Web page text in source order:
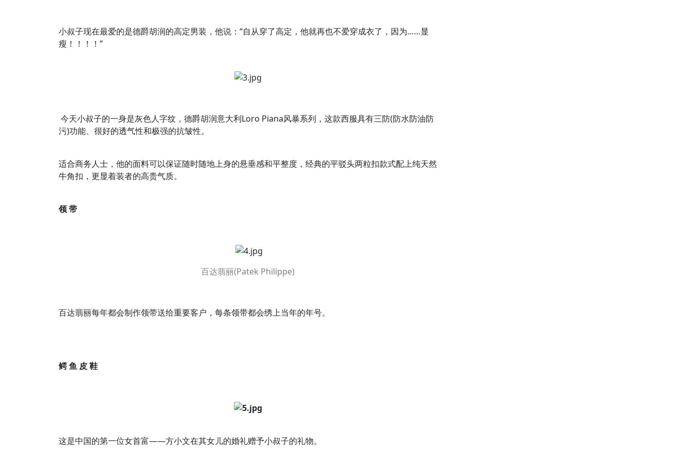
小叔子现在最爱的是德爵胡润的高定男装，他说：“自从穿了高定，他就再也不爱穿成衣了，因为……显
瘦！！！！”
今天小叔子的一身是灰色人字纹，德爵胡润意大利Loro Piana风暴系列，这款西服具有三防(防水防油防
污)功能、很好的透气性和极强的抗皱性。
适合商务人士，他的面料可以保证随时随地上身的悬垂感和平整度，经典的平驳头两粒扣款式配上纯天然
牛角扣，更显着装者的高贵气质。
领 带
百达翡丽(Patek Philippe)
百达翡丽每年都会制作领带送给重要客户，每条领带都会绣上当年的年号。
鳄 鱼 皮 鞋
这是中国的第一位女首富——方小文在其女儿的婚礼赠予小叔子的礼物。